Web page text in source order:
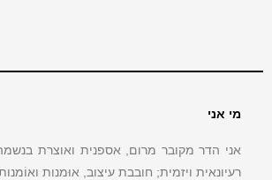
מי אני
אני הדר מקובר מרום, אספנית ואוצרת
רעיונאית ויזמית; חובבת עיצוב, אוּמנות